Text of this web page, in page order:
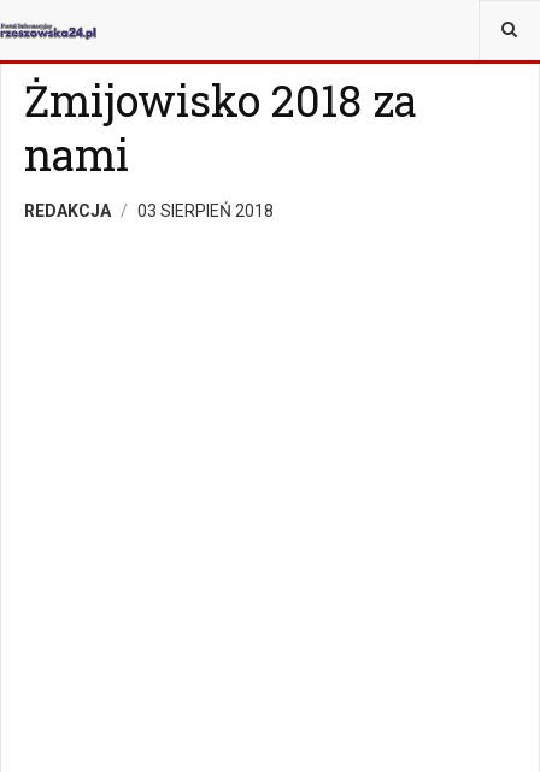
JESTEŚ TUTAJ:
Żmijowisko 2018 za
nami
REDAKCJA 03 SIERPIEŃ 2018